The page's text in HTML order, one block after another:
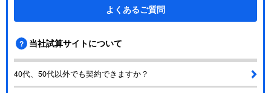
よくあるご質問
当社試算サイトについて
40代、50代以外でも契約できますか？